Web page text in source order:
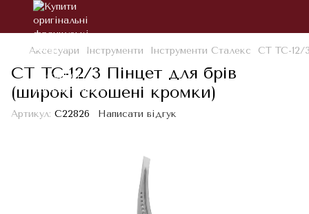
Аксесуари Інструменти Інструменти Сталекс СТ TC-12/
СТ TC-12/3 Пінцет для брів
(широкі скошені кромки)
Артикул: С22826 Написати відгук